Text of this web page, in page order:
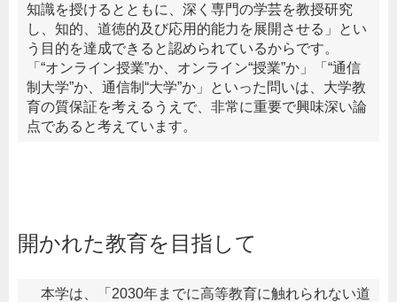
知識を授けるとともに、深く専門の学芸を教授研究
し、知的、道徳的及び応用的能力を展開させる」とい
う目的を達成できると認められているからです。
「“オンライン授業”か、オンライン“授業”か」「“通信
制大学”か、通信制“大学”か」といった問いは、大学教
育の質保証を考えるうえで、非常に重要で興味深い論
点であると考えています。
開かれた教育を目指して
本学は、「2030年までに高等教育に触れられない道